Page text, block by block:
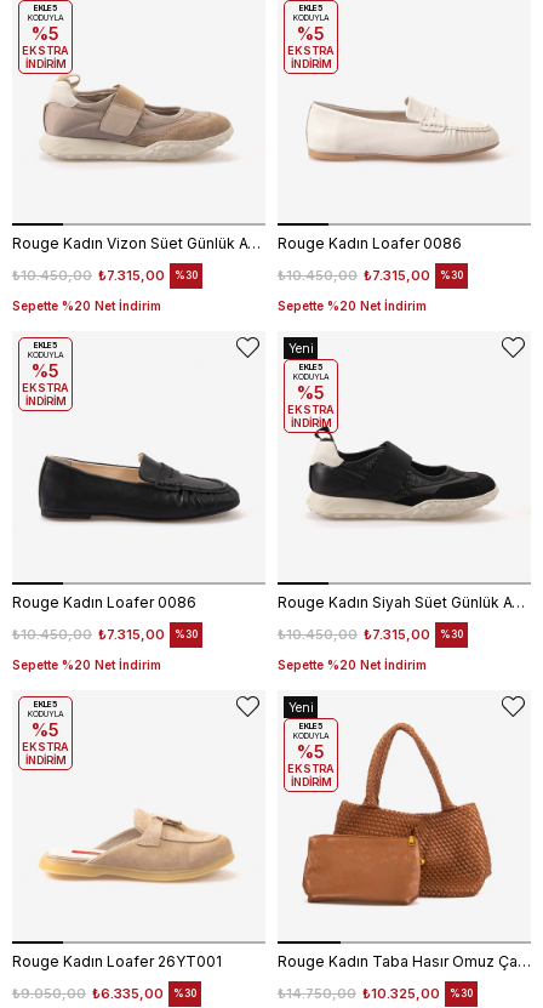
Rouge Kadın Vizon Süet Günlük Ayakkabı 0134
₺7.315,00
₺10.450,00 %30
Sepette %20 Net İndirim
Ürün
EKLE5
KODUYLA
%5
EKSTRA
İNDİRİM
Rouge Kadın Loafer 0086
₺7.315,00
₺10.450,00 %30
Sepette %20 Net İndirim
Ürün
EKLE5
KODUYLA
%5
EKSTRA
İNDİRİM
Rouge Kadın Loafer 0086
₺7.315,00
₺10.450,00 %30
Sepette %20 Net İndirim
EKLE5
KODUYLA
%5
EKSTRA
İNDİRİM
Rouge Kadın Siyah Süet Günlük Ayakkabı 0134
₺7.315,00
₺10.450,00 %30
Sepette %20 Net İndirim
Yeni
Ürün
EKLE5
KODUYLA
%5
EKSTRA
İNDİRİM
Rouge Kadın Loafer 26YT001
₺6.335,00
₺9.050,00 %30
EKLE5
KODUYLA
%5
EKSTRA
İNDİRİM
Rouge Kadın Taba Hasır Omuz Çantası B37105
₺10.325,00
₺14.750,00 %30
Yeni
Ürün
EKLE5
KODUYLA
%5
EKSTRA
İNDİRİM